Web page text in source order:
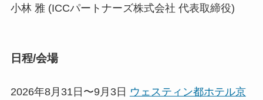
小林 雅 (ICCパートナーズ株式会社 代表取締役)
日程/会場
2026年8月31日〜9月3日 ウェスティン都ホテル京